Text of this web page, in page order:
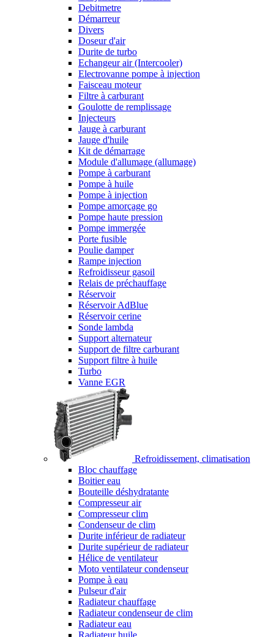
Debitmetre
Démarreur
Divers
Doseur d'air
Durite de turbo
Echangeur air (Intercooler)
Electrovanne pompe à injection
Faisceau moteur
Filtre à carburant
Goulotte de remplissage
Injecteurs
Jauge à carburant
Jauge d'huile
Kit de démarrage
Module d'allumage (allumage)
Pompe à carburant
Pompe à huile
Pompe à injection
Pompe amorçage go
Pompe haute pression
Pompe immergée
Porte fusible
Poulie damper
Rampe injection
Refroidisseur gasoil
Relais de préchauffage
Réservoir
Réservoir AdBlue
Réservoir cerine
Sonde lambda
Support alternateur
Support de filtre carburant
Support filtre à huile
Turbo
Vanne EGR
Refroidissement, climatisation
Bloc chauffage
Boitier eau
Bouteille déshydratante
Compresseur air
Compresseur clim
Condenseur de clim
Durite inférieur de radiateur
Durite supérieur de radiateur
Hélice de ventilateur
Moto ventilateur condenseur
Pompe à eau
Pulseur d'air
Radiateur chauffage
Radiateur condenseur de clim
Radiateur eau
Radiateur huile